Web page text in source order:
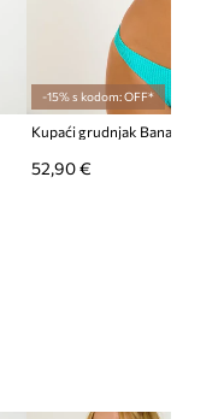
-15% s kodom: OFF*
Kupaći grudnjak Banana
52,90 €